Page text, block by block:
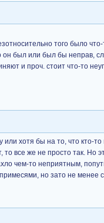
того было
он был или был бы неправ,
и проч. стоит что-то
или хотя бы на то, что кто-
все же не просто так. Но
чем-то неприятным,
но зато не менее